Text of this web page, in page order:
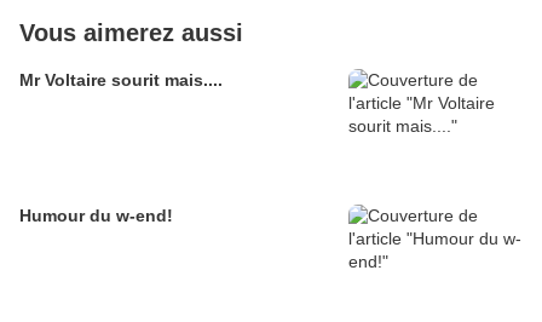
Vous aimerez aussi
Mr Voltaire sourit mais....
Humour du w-end!